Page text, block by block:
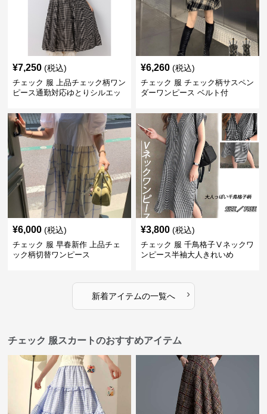
¥7,250 (税込)
チェック 服 上品チェック柄ワン
ピース通勤対応ゆとりシルエッ
¥6,260 (税込)
チェック 服 チェック柄サスペン
ダーワンピース ベルト付
¥6,000 (税込)
チェック 服 早春新作 上品チェ
ック柄切替ワンピース
¥3,800 (税込)
チェック 服 千鳥格子Ⅴネックワ
ンピース半袖大人きれいめ
新着アイテムの一覧へ ›
チェック 服スカートのおすすめアイテム